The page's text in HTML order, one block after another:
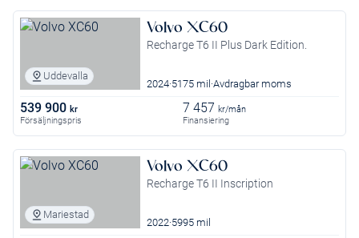
Uddevalla
Volvo XC60
Recharge T6 II Plus Dark Edition.
2024 5175 mil Avdragbar moms
539 900 kr
Försäljningspris
7 457 kr/mån
Finansiering
Mariestad
Volvo XC60
Recharge T6 II Inscription
2022 5995 mil